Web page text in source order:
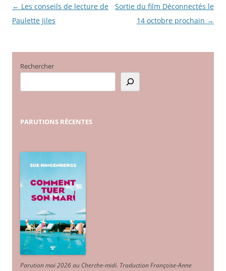
Navigation
des
← Les conseils de lecture de
Paulette Jiles
Sortie du film Déconnectés le
14 octobre prochain →
Rechercher
PARUTIONS RÉCENTES
Parution mai 2026 au Cherche-midi. Traduction Françoise-Anne